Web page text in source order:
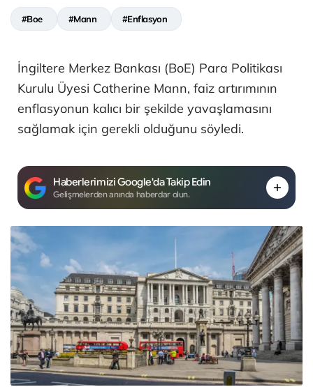
#Boe #Mann #Enflasyon
İngiltere Merkez Bankası (BoE) Para Politikası
Kurulu Üyesi Catherine Mann, faiz artırımının
enflasyonun kalıcı bir şekilde yavaşlamasını
sağlamak için gerekli olduğunu söyledi.
Haberlerimizi Google'da Takip Edin
Gelişmelerden anında haberdar olun.